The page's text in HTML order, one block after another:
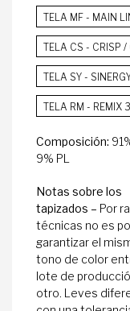
TELA MF - MAIN
TELA CS - CRISP /
TELA SY -
TELA RM - REMIX
Composición:
9% PL
Notas sobre los
tapizados – Por
técnicas no es
garantizar el
tono de color
lote de
otro. Leves